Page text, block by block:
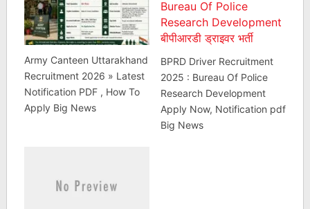
Army Canteen Uttarakhand
Recruitment 2026 » Latest
Notification PDF , How To
Apply Big News
BPRD Driver Recruitment
2025 : Bureau Of Police
Research Development
Apply Now, Notification pdf
Big News